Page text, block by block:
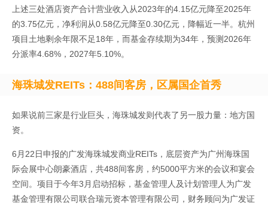
上述三处酒店资产合计营业收入从2023年的4.15亿元降至2025年
的3.75亿元，净利润从0.58亿元降至0.30亿元，降幅近一半。杭州
项目土地剩余年限不足18年，而基金存续期为34年，预测2026年
分派率4.68%，2027年5.10%。
海珠城发REITs：488间客房，区属国企首秀
如果说前三家是行业巨头，海珠城发则代表了另一股力量：地方国
资。
6月22日申报的广发海珠城发商业REITs，底层资产为广州海珠国
际会展中心朗豪酒店，共488间客房，约5000平方米的会议和宴会
空间。项目于今年3月启动招标，基金管理人及计划管理人为广发
基金管理有限公司联合瑞元资本管理有限公司，财务顾问为广发证